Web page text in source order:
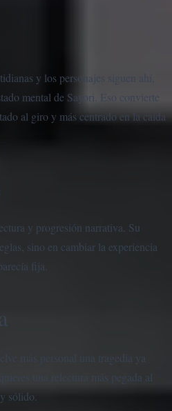
y los personajes siguen ahí,
mental de Sayori. Eso convierte
al giro y más centrado en la caída
y progresión narrativa. Su
sino en cambiar la experiencia
fija.
más personal una tragedia ya
una relectura más pegada al
sólido.